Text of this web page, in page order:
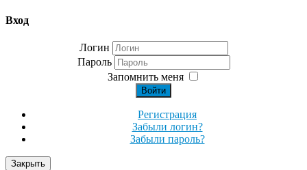
Вход
Логин
Пароль
Запомнить меня
Войти
Регистрация
Забыли логин?
Забыли пароль?
Закрыть